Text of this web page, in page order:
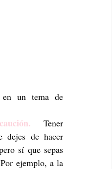
en un tema de
Tener
dejes de hacer
sí que sepas
ejemplo, a la